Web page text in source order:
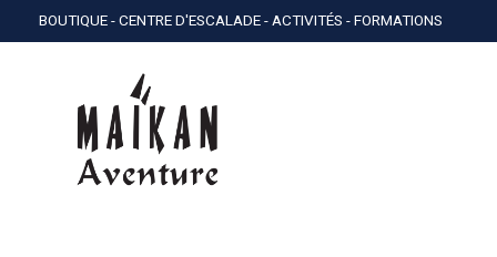
BOUTIQUE - CENTRE D'ESCALADE - ACTIVITÉS - FORMATIONS